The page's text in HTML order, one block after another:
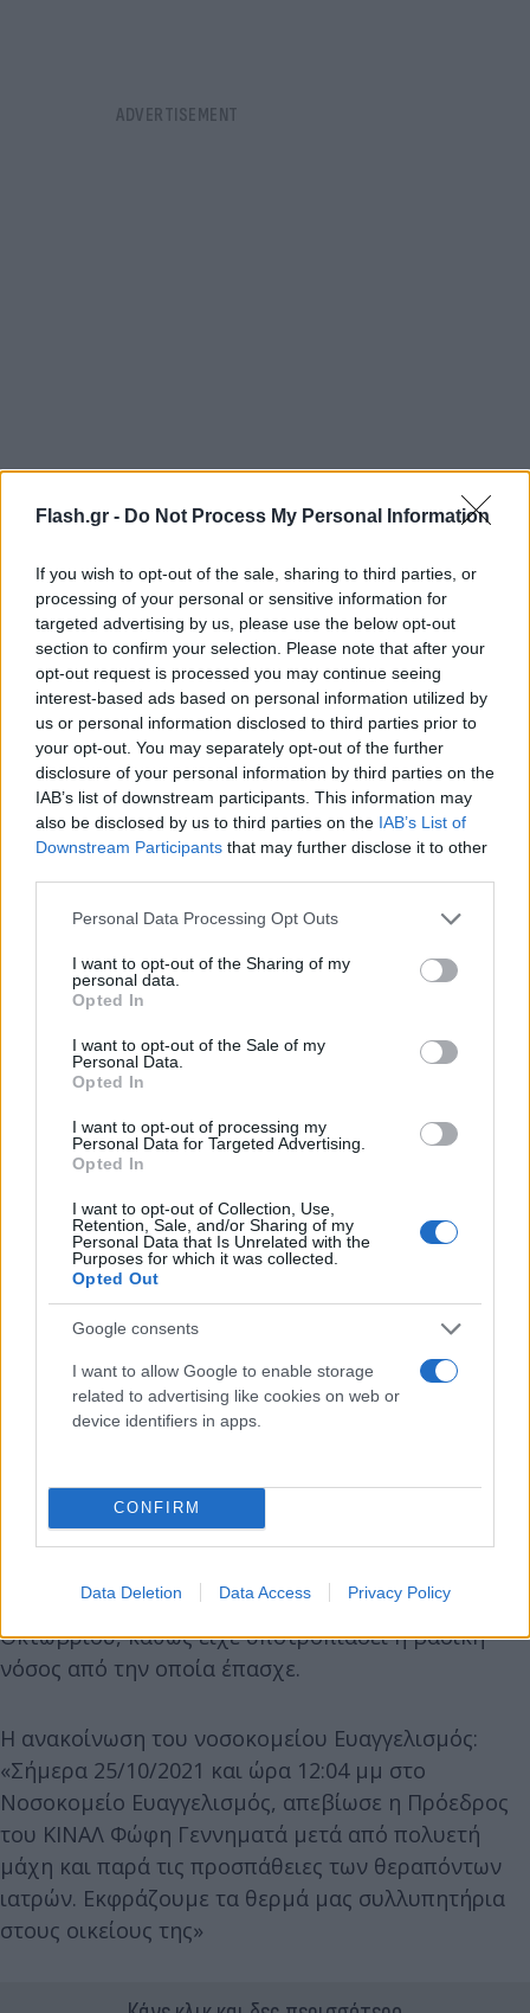
Flash.gr - Do Not Process My Personal Information
If you wish to opt-out of the sale, sharing to third parties, or
processing of your personal or sensitive information for
targeted advertising by us, please use the below opt-out
section to confirm your selection. Please note that after your
opt-out request is processed you may continue seeing
interest-based ads based on personal information utilized by
us or personal information disclosed to third parties prior to
your opt-out. You may separately opt-out of the further
disclosure of your personal information by third parties on the
IAB’s list of downstream participants. This information may
also be disclosed by us to third parties on the IAB’s List of
Downstream Participants that may further disclose it to other
Please note that this website/app uses one or more Google
not limited to your visit or usage behaviour. You may click to
grant or deny consent to Google and its third-party tags to
use your data for below specified purposes in below Google
consent section.
Personal Data Processing Opt Outs
I want to opt-out of the Sharing of my
personal data.
Opted In
I want to opt-out of the Sale of my
Personal Data.
Opted In
I want to opt-out of processing my
Personal Data for Targeted Advertising.
Opted In
I want to opt-out of Collection, Use,
Retention, Sale, and/or Sharing of my
Personal Data that Is Unrelated with the
Purposes for which it was collected.
Opted Out
Google consents
I want to allow Google to enable storage
related to advertising like cookies on web or
device identifiers in apps.
CONFIRM
Data Deletion Data Access Privacy Policy
Η σορός της κ. Γεννηματά θα εκτεθεί σε λαϊκό
προσκύνημα στις 10:00 το πρωί, στη Μητρόπολη
Αθηνών. Στις 14:00 θα τελεστεί η εξόδιος ακολουθία
στη Μητρόπολη Αθηνών και αμέσως μετά η ταφή
της στο Α’ Νεκροταφείο Αθηνών.
Υπενθυμίζεται πως η κ. Γεννηματά άφησε την
Ευαγγελισμός όπου νοσηλεύονταν από τις 11
Οκτωβρίου, καθώς είχε υποτροπιάσει η βασική
νόσος από την οποία έπασχε.
Η ανακοίνωση του νοσοκομείου Ευαγγελισμός:
«Σήμερα 25/10/2021 και ώρα 12:04 μμ στο
Νοσοκομείο Ευαγγελισμός, απεβίωσε η Πρόεδρος
του ΚΙΝΑΛ Φώφη Γεννηματά μετά από πολυετή
μάχη και παρά τις προσπάθειες των θεραπόντων
ιατρών. Εκφράζουμε τα θερμά μας συλλυπητήρια
στους οικείους της»